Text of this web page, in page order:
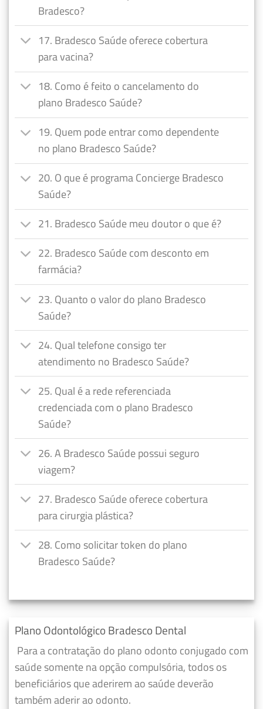
Bradesco?
17. Bradesco Saúde oferece cobertura
para vacina?
18. Como é feito o cancelamento do
plano Bradesco Saúde?
19. Quem pode entrar como dependente
no plano Bradesco Saúde?
20. O que é programa Concierge Bradesco
Saúde?
21. Bradesco Saúde meu doutor o que é?
22. Bradesco Saúde com desconto em
farmácia?
23. Quanto o valor do plano Bradesco
Saúde?
24. Qual telefone consigo ter
atendimento no Bradesco Saúde?
25. Qual é a rede referenciada
credenciada com o plano Bradesco
Saúde?
26. A Bradesco Saúde possui seguro
viagem?
27. Bradesco Saúde oferece cobertura
para cirurgia plástica?
28. Como solicitar token do plano
Bradesco Saúde?
Plano Odontológico Bradesco Dental
Para a contratação do plano odonto conjugado com
saúde somente na opção compulsória, todos os
beneficiários que aderirem ao saúde deverão
também aderir ao odonto.